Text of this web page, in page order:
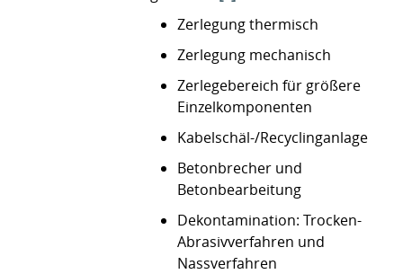
Zerlegung thermisch
Zerlegung mechanisch
Zerlegebereich für größere
Einzelkomponenten
Kabelschäl-/Recyclinganlage
Betonbrecher und
Betonbearbeitung
Dekontamination: Trocken-
Abrasivverfahren und
Nassverfahren